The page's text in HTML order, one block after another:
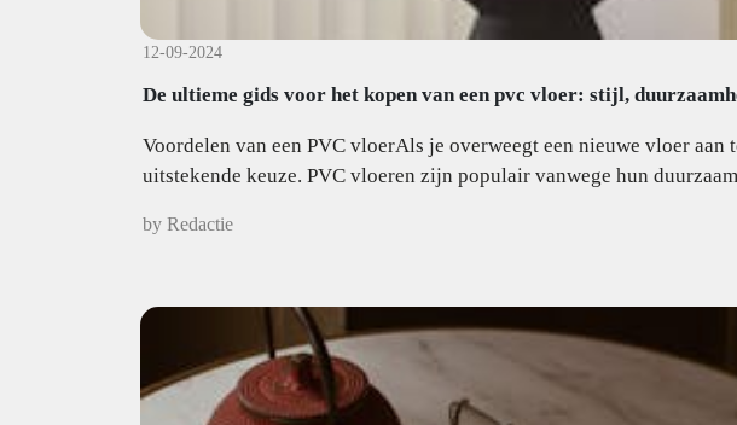
12-09-2024
De ultieme gids voor het kopen van een pvc vloer: stijl,
Voordelen van een PVC vloerAls je overweegt een nieuwe vloer aan
uitstekende keuze. PVC vloeren zijn populair vanwege hun
by Redactie